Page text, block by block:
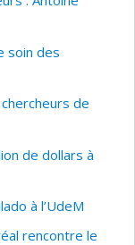
soin des
de
de dollars à
à l’UdeM
rencontre le